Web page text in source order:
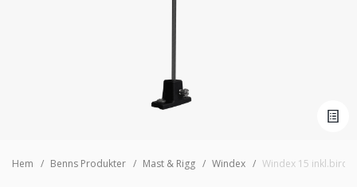
Hem Benns Produkter Mast & Rigg Windex Windex 15